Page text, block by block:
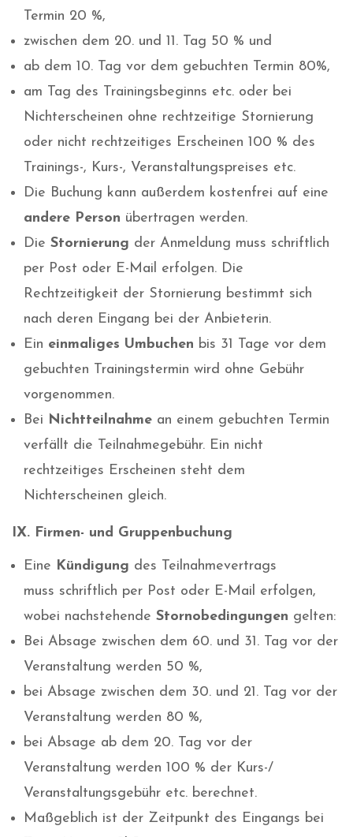
Termin 20 %,
zwischen dem 20. und 11. Tag 50 % und
ab dem 10. Tag vor dem gebuchten Termin 80%,
am Tag des Trainingsbeginns etc. oder bei
Nichterscheinen ohne rechtzeitige Stornierung
oder nicht rechtzeitiges Erscheinen 100 % des
Trainings-, Kurs-, Veranstaltungspreises etc.
Die Buchung kann außerdem kostenfrei auf eine
andere Person übertragen werden.
Die Stornierung der Anmeldung muss schriftlich
per Post oder E-Mail erfolgen. Die
Rechtzeitigkeit der Stornierung bestimmt sich
nach deren Eingang bei der Anbieterin.
Ein einmaliges Umbuchen bis 31 Tage vor dem
gebuchten Trainingstermin wird ohne Gebühr
vorgenommen.
Bei Nichtteilnahme an einem gebuchten Termin
verfällt die Teilnahmegebühr. Ein nicht
rechtzeitiges Erscheinen steht dem
Nichterscheinen gleich.
IX. Firmen- und Gruppenbuchung
Eine Kündigung des Teilnahmevertrags
muss schriftlich per Post oder E-Mail erfolgen,
wobei nachstehende Stornobedingungen gelten:
Bei Absage zwischen dem 60. und 31. Tag vor der
Veranstaltung werden 50 %,
bei Absage zwischen dem 30. und 21. Tag vor der
Veranstaltung werden 80 %,
bei Absage ab dem 20. Tag vor der
Veranstaltung werden 100 % der Kurs-/
Veranstaltungsgebühr etc. berechnet.
Maßgeblich ist der Zeitpunkt des Eingangs bei